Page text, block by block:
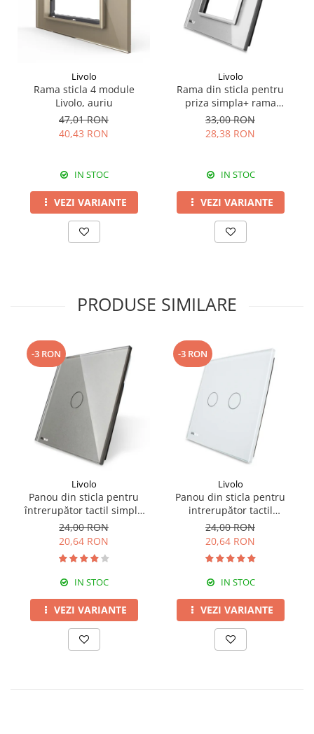
Livolo
Rama sticla 4 module
Livolo, auriu
47,01 RON
40,43 RON
IN STOC
VEZI VARIANTE
Livolo
Rama din sticla pentru
priza simpla+ rama
metalica serie noua Livolo
33,00 RON
28,38 RON
IN STOC
VEZI VARIANTE
PRODUSE SIMILARE
-3 RON
Livolo
Panou din sticla pentru
întrerupător tactil simplu
Livolo
24,00 RON
20,64 RON
IN STOC
VEZI VARIANTE
-3 RON
Livolo
Panou din sticla pentru
intrerupător tactil
dublu,Livolo
24,00 RON
20,64 RON
IN STOC
VEZI VARIANTE